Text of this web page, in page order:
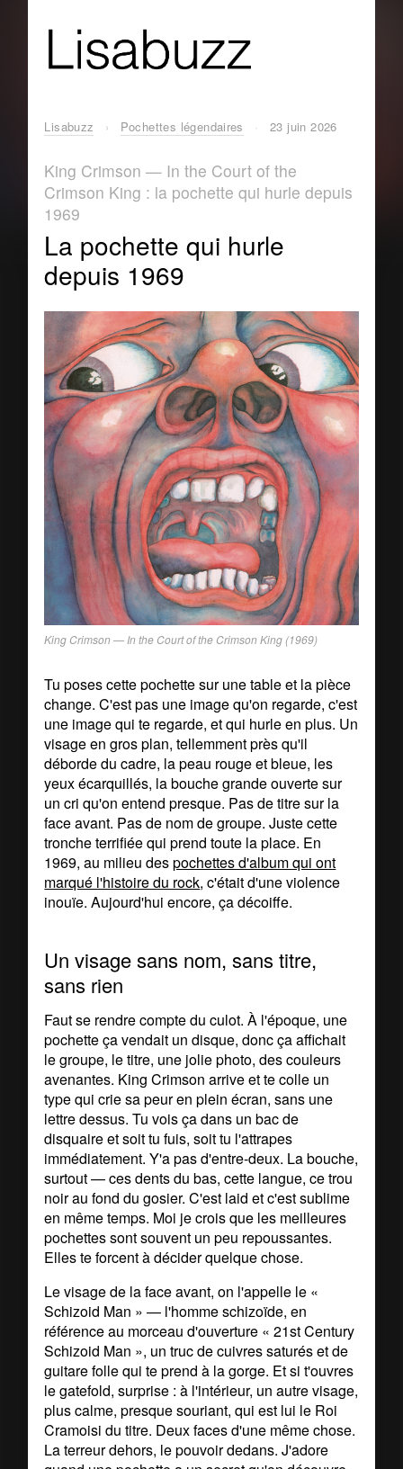
Lisabuzz › Pochettes légendaires · 23 juin 2026
King Crimson — In the Court of the
Crimson King : la pochette qui hurle depuis
1969
La pochette qui hurle
depuis 1969
King Crimson — In the Court of the Crimson King (1969)
Tu poses cette pochette sur une table et la pièce
change. C'est pas une image qu'on regarde, c'est
une image qui te regarde, et qui hurle en plus. Un
visage en gros plan, tellemment près qu'il
déborde du cadre, la peau rouge et bleue, les
yeux écarquillés, la bouche grande ouverte sur
un cri qu'on entend presque. Pas de titre sur la
face avant. Pas de nom de groupe. Juste cette
tronche terrifiée qui prend toute la place. En
1969, au milieu despochettes d'album qui ont
marqué l'histoire du rock, c'était d'une violence
inouïe. Aujourd'hui encore, ça décoiffe.
Un visage sans nom, sans titre,
sans rien
Faut se rendre compte du culot. À l'époque, une
pochette ça vendait un disque, donc ça affichait
le groupe, le titre, une jolie photo, des couleurs
avenantes. King Crimson arrive et te colle un
type qui crie sa peur en plein écran, sans une
lettre dessus. Tu vois ça dans un bac de
disquaire et soit tu fuis, soit tu l'attrapes
immédiatement. Y'a pas d'entre-deux. La bouche,
surtout — ces dents du bas, cette langue, ce trou
noir au fond du gosier. C'est laid et c'est sublime
en même temps. Moi je crois que les meilleures
pochettes sont souvent un peu repoussantes.
Elles te forcent à décider quelque chose.
Le visage de la face avant, on l'appelle le «
Schizoid Man » — l'homme schizoïde, en
référence au morceau d'ouverture « 21st Century
Schizoid Man », un truc de cuivres saturés et de
guitare folle qui te prend à la gorge. Et si t'ouvres
le gatefold, surprise : à l'intérieur, un autre visage,
plus calme, presque souriant, qui est lui le Roi
Cramoisi du titre. Deux faces d'une même chose.
La terreur dehors, le pouvoir dedans. J'adore